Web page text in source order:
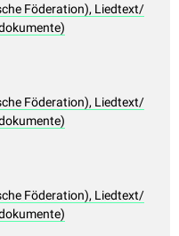
Föderation), Liedtext/
Föderation), Liedtext/
Föderation), Liedtext/